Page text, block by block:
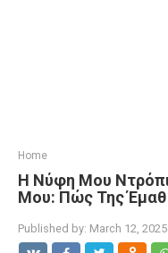
Home
Η Νύφη Μου
Μου: Πώς Της
Published by: March 12, 2025